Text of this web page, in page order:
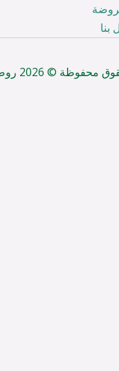
بنا
روضة النعيم | انتاج روضة النعيم